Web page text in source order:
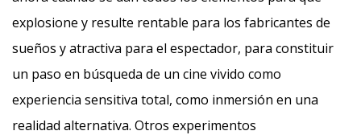
explosione y resulte rentable para los fabricantes de
sueños y atractiva para el espectador, para constituir
un paso en búsqueda de un cine vivido como
experiencia sensitiva total, como inmersión en una
realidad alternativa. Otros experimentos